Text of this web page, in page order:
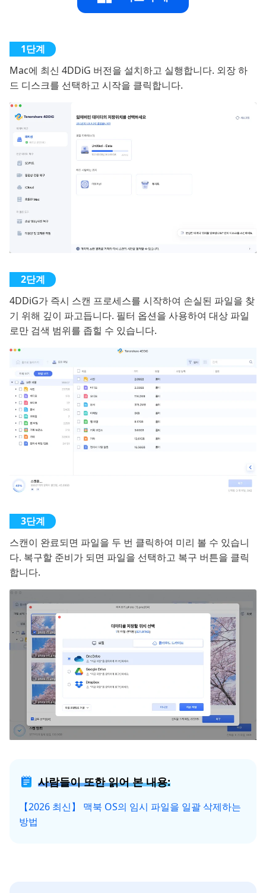
Mac에 최신 4DDiG 버전을 설치하고 실행합니다. 외장 하
드 디스크를 선택하고 시작을 클릭합니다.
4DDiG가 즉시 스캔 프로세스를 시작하여 손실된 파일을 찾
기 위해 깊이 파고듭니다. 필터 옵션을 사용하여 대상 파일
로만 검색 범위를 좁힐 수 있습니다.
스캔이 완료되면 파일을 두 번 클릭하여 미리 볼 수 있습니
다. 복구할 준비가 되면 파일을 선택하고 복구 버튼을 클릭
합니다.
사람들이 또한 읽어 본 내용:
【2026 최신】 맥북 OS의 임시 파일을 일괄 삭제하는
방법